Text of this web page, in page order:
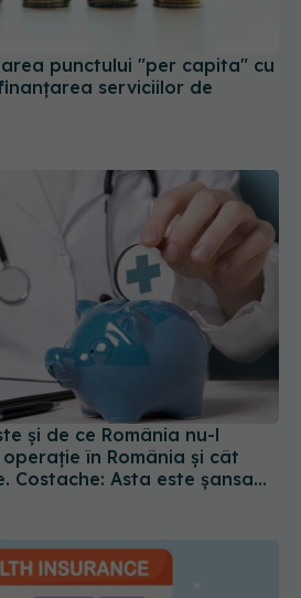
serviciilor de
și de ce România nu-l
în România și cât
Asta este șansa